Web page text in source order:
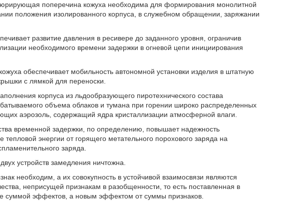
поперечина кожуха необходима для формирования монолитной
положения изолированного корпуса, в служебном обращении, заряжании
развитие давления в ресивере до заданного уровня, ограничив
необходимого времени задержки в огневой цепи инициирования
обеспечивает мобильность автономной установки изделия в штатную
с лямкой для переноски.
корпуса из льдообразующего пиротехнического состава
объема облаков и тумана при горении широко распределенных
аэрозоль, содержащий ядра кристаллизации атмосферной влаги.
временной задержки, по определению, повышает надежность
энергии от горящего метательного порохового заряда на
заряда.
устройств замедления ничтожна.
необходим, а их совокупность в устойчивой взаимосвязи являются
неприсущей признакам в разобщенности, то есть поставленная в
суммой эффектов, а новым эффектом от суммы признаков.